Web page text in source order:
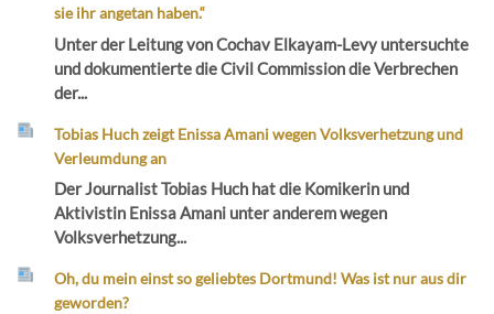
sie ihr angetan haben.“
Unter der Leitung von Cochav Elkayam-Levy untersuchte
und dokumentierte die Civil Commission die Verbrechen
der...
Tobias Huch zeigt Enissa Amani wegen Volksverhetzung und
Verleumdung an
Der Journalist Tobias Huch hat die Komikerin und
Aktivistin Enissa Amani unter anderem wegen
Volksverhetzung...
Oh, du mein einst so geliebtes Dortmund! Was ist nur aus dir
geworden?